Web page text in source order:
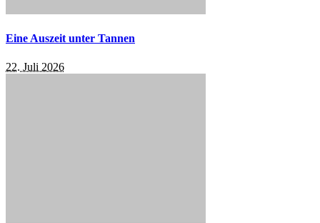
Eine Auszeit unter Tannen
22. Juli 2026